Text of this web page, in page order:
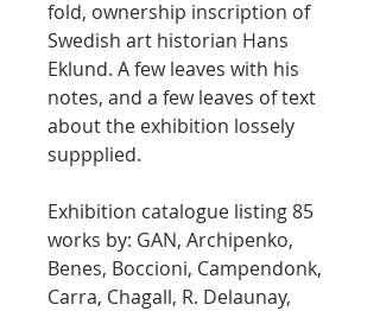
fold, ownership inscription of
Swedish art historian Hans
Eklund. A few leaves with his
notes, and a few leaves of text
about the exhibition lossely
suppplied.
Exhibition catalogue listing 85
works by: GAN, Archipenko,
Benes, Boccioni, Campendonk,
Carra, Chagall, R. Delaunay,